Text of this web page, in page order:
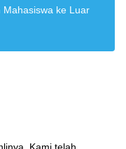
Mahasiswa ke Luar